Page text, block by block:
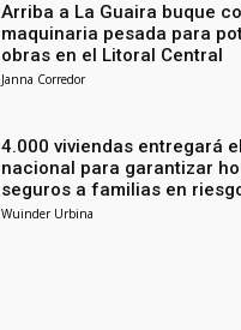
Arriba a La Guaira buque
maquinaria pesada para
obras en el Litoral Central
Janna Corredor
4.000 viviendas entregará
nacional para garantizar
seguros a familias en
Wuinder Urbina